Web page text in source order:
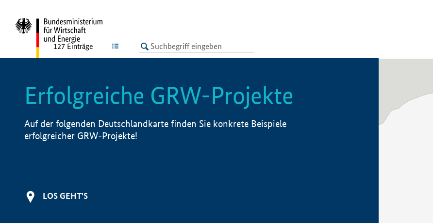
LISTE
127 Einträge
Erfolgreiche GRW-Projekte
Auf der folgenden Deutschlandkarte finden Sie konkrete Beispiele
erfolgreicher GRW-Projekte!
LOS GEHT'S